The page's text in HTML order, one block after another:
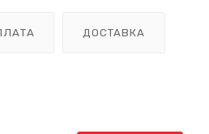
ДОСТАВКА